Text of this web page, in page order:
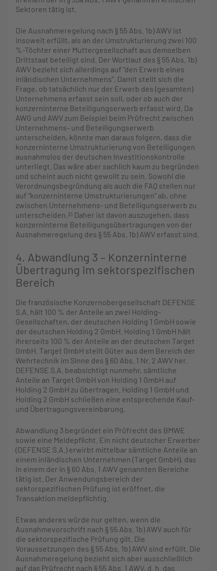
Sektoren tätig ist.
Die Ausnahmeregelung nach § 55 Abs. 1b) AWV ist
insoweit erfüllt, als an der Umstrukturierung zwei 100
%-Töchter einer Muttergesellschaft aus demselben
Drittstaat beteiligt sind. Der Wortlaut des § 55 Abs. 1b)
AWV bezieht sich allerdings auf “den Erwerb eines
inländischen Unternehmens”. Damit stellt sich die
Frage, ob tatsächlich nur der Erwerb des (gesamten)
Unternehmens erfasst sein soll, oder ob auch der
konzerninterne Beteiligungserwerb erfasst wird. Da
AWG und AWV zum Beispiel beim Prüfrecht zwischen
Unternehmens- und Beteiligungserwerb
unterscheiden, könnte man daraus folgern, dass die
konzerninterne Umstrukturierung von Beteiligungen
ausnahmslos der deutschen Investitionskontrolle
unterliegt. Das wäre aber sachlich kaum zu begründen
und scheint auch nicht gewollt zu sein. Sowohl die
Verordnungsbegründung als auch die FAQ stellen nur
auf “konzerninterne Umstrukturierungen” ab, ohne
zwischen Unternehmens- und Beteiligungserwerb zu
unterscheiden. 31 Daher ist davon auszugehen, dass
konzerninterne Beteiligungsübertragungen von der
Ausnahmeregelung des § 55 Abs. 1b) AWV erfasst sind.
4. Abwandlung 3 – Konzerninterne
Übertragung im sektorspezifischen
Bereich
Die französische Konzernobergesellschaft DEFENSE
S.A. hält 100 % der Anteile an zwei Holding-
Gesellschaften, der deutschen Holding 1 GmbH sowie
der deutschen Holding 2 GmbH. Holding 1 GmbH hält
ihrerseits 100 % der Anteile an der deutschen Target
GmbH. Target GmbH stellt Güter aus dem Bereich der
Wehrtechnik im Sinne des § 60 Abs. 1 Nr. 2 AWV her.
DEFENSE S.A. beabsichtigt nunmehr, sämtliche
Anteile an Target GmbH von Holding 1 GmbH auf
Holding 2 GmbH zu übertragen. Holding 1 GmbH und
Holding 2 GmbH schließen eine entsprechende Kauf-
und Übertragungsvereinbarung.
Abwandlung 3 begründet ein Prüfrecht des BMWE
sowie eine Meldepflicht. Ein nicht deutscher Erwerber
(DEFENSE S.A.) erwirbt mittelbar sämtliche Anteile an
einem inländischen Unternehmen (Target GmbH), das
in einem der in § 60 Abs. 1 AWV genannten Bereiche
tätig ist. Der Anwendungsbereich der
sektorspezifischen Prüfung ist eröffnet, die
Transaktion meldepflichtig.
Etwas anderes würde nur gelten, wenn die
Ausnahmevorschrift nach § 55 Abs. 1b) AWV auch für
die sektorspezifische Prüfung gilt. Die
Voraussetzungen des § 55 Abs. 1b) AWV sind erfüllt. Die
Ausnahmeregelung bezieht sich aber ausschließlich
auf das Prüfrecht nach § 55 Abs. 1 AWV, d. h. das